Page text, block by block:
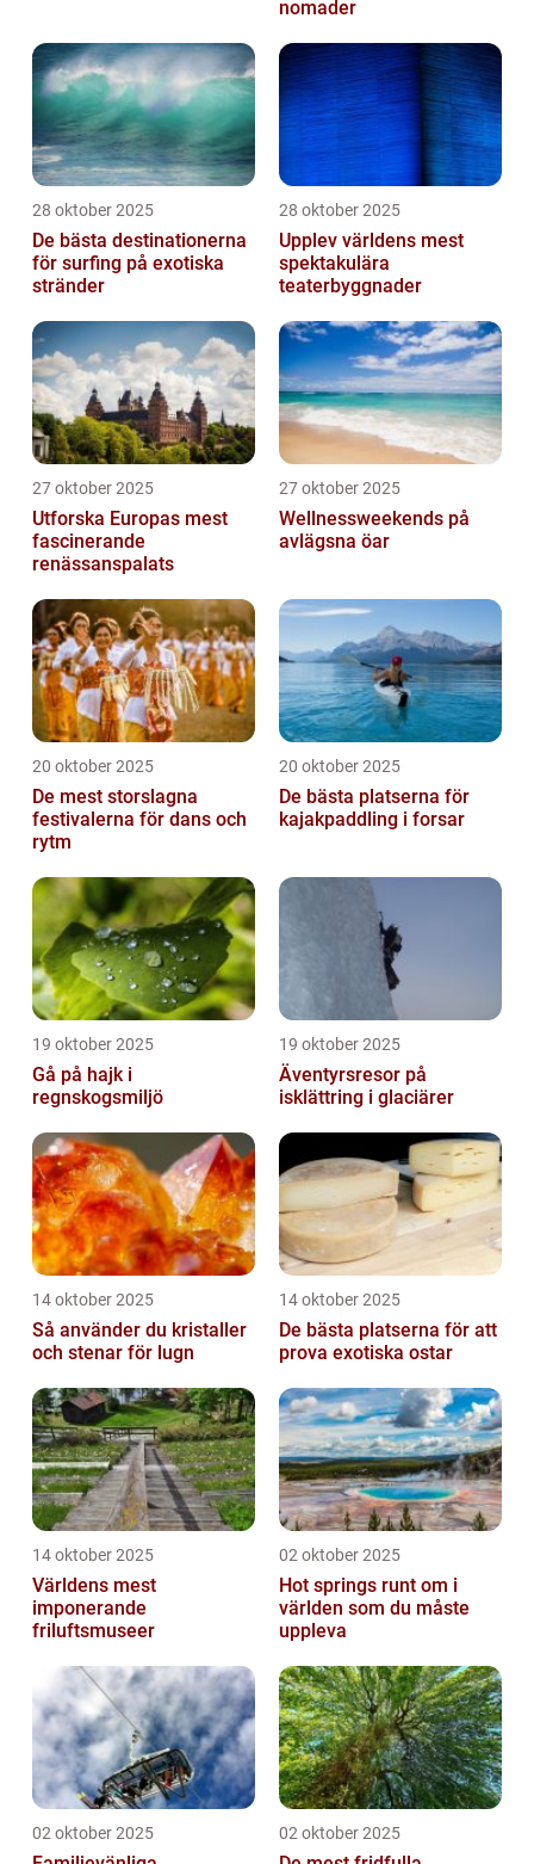
nomader
28 oktober 2025
De bästa destinationerna
för surfing på exotiska
stränder
28 oktober 2025
Upplev världens mest
spektakulära
teaterbyggnader
27 oktober 2025
Utforska Europas mest
fascinerande
renässanspalats
27 oktober 2025
Wellnessweekends på
avlägsna öar
20 oktober 2025
De mest storslagna
festivalerna för dans och
rytm
20 oktober 2025
De bästa platserna för
kajakpaddling i forsar
19 oktober 2025
Gå på hajk i
regnskogsmiljö
19 oktober 2025
Äventyrsresor på
isklättring i glaciärer
14 oktober 2025
Så använder du kristaller
och stenar för lugn
14 oktober 2025
De bästa platserna för att
prova exotiska ostar
14 oktober 2025
Världens mest
imponerande
friluftsmuseer
02 oktober 2025
Hot springs runt om i
världen som du måste
uppleva
02 oktober 2025 02 oktober 2025